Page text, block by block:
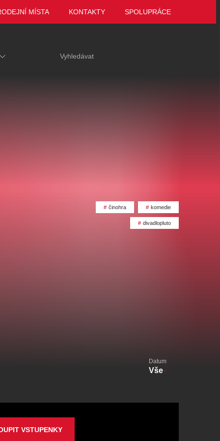
MÍSTA KONTAKTY SPOLUPRÁCE
činohra komedie
divadlopluto
Datum
Vše
VSTUPENKY
Tak to jsme ještě
VEČER LEGEND
Zámek Manětín